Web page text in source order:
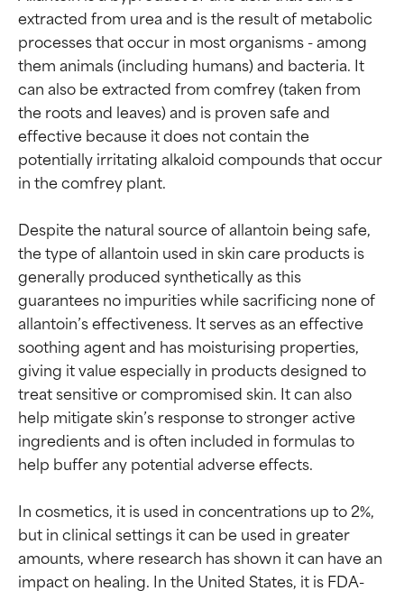
extracted from urea and is the result of metabolic
processes that occur in most organisms - among
them animals (including humans) and bacteria. It
can also be extracted from comfrey (taken from
the roots and leaves) and is proven safe and
effective because it does not contain the
potentially irritating alkaloid compounds that occur
in the comfrey plant.
Despite the natural source of allantoin being safe,
the type of allantoin used in skin care products is
generally produced synthetically as this
guarantees no impurities while sacrificing none of
allantoin’s effectiveness. It serves as an effective
soothing agent and has moisturising properties,
giving it value especially in products designed to
treat sensitive or compromised skin. It can also
help mitigate skin’s response to stronger active
ingredients and is often included in formulas to
help buffer any potential adverse effects.
In cosmetics, it is used in concentrations up to 2%,
but in clinical settings it can be used in greater
amounts, where research has shown it can have an
impact on healing. In the United States, it is FDA-